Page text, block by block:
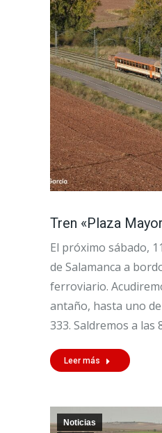
Tren «Plaza
El próximo sábado,
de Salamanca a
ferroviario.
antaño, hasta uno
333. Saldremos a las
Leer más
Noticias